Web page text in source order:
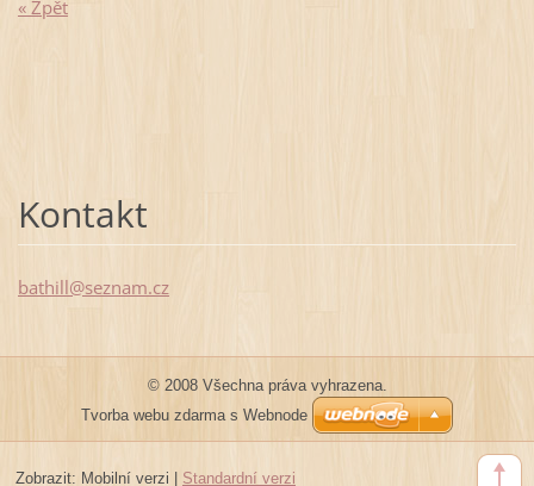
« Zpět
Kontakt
bathill@seznam.cz
© 2008 Všechna práva vyhrazena.
Tvorba webu zdarma s Webnode
Zobrazit: Mobilní verzi | Standardní verzi